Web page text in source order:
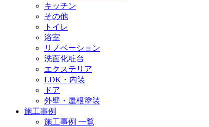
キッチン
その他
トイレ
浴室
リノベーション
洗面化粧台
エクステリア
LDK・内装
ドア
外壁・屋根塗装
施工事例
施工事例 一覧